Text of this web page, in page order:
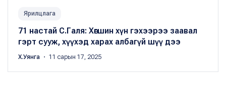
Ярилцлага
71 настай С.Галя: Хөгшин хүн гэхээрээ заавал
гэрт сууж, хүүхэд харах албагүй шүү дээ
Х.Уянга ・ 11 сарын 17, 2025